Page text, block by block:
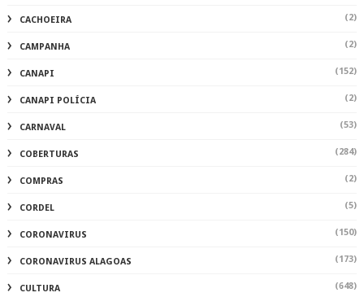
CACHOEIRA (2)
CAMPANHA (2)
CANAPI (152)
CANAPI POLÍCIA (2)
CARNAVAL (53)
COBERTURAS (284)
COMPRAS (2)
CORDEL (5)
CORONAVIRUS (150)
CORONAVIRUS ALAGOAS (173)
CULTURA (648)